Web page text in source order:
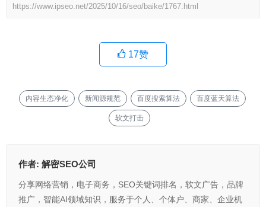
https://www.ipseo.net/2025/10/16/seo/baike/1767.html
17赞
内容生态净化 新闻源规范 百度搜索算法 百度蓝天算法
软文打击
作者: 解密SEO公司
分享网络营销，电子商务，SEO关键词排名，软文广告，品牌
推广，智能AI领域知识，服务于个人、个体户、商家、企业机